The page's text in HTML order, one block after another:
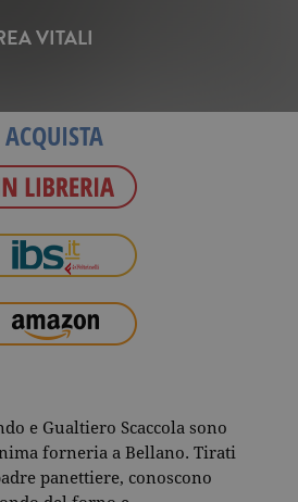
VITALI
ACQUISTA
e Gualtiero Scaccola sono
forneria a Bellano. Tirati
panettiere, conoscono